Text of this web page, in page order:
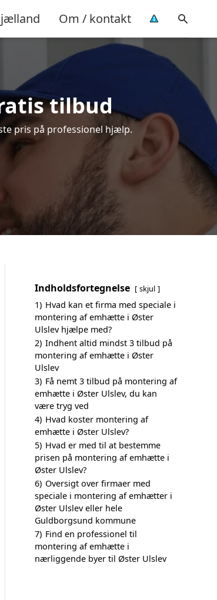
Om / kontakt
tilbud
pris på professionel hjælp.
Indholdsfortegnelse skjul
1) Hvad kan et firma med speciale i
montering af emhætte i Øster
Ulslev hjælpe med?
2) Indhent altid mindst 3 tilbud på
montering af emhætte i Øster
Ulslev
3) Få nemt 3 tilbud på montering af
emhætte i Øster Ulslev, du kan
være tryg ved
4) Hvad koster montering af
emhætte i Øster Ulslev?
5) Hvad er med til at bestemme
prisen på montering af emhætte i
Øster Ulslev?
6) Oversigt over firmaer med
speciale i montering af emhætter i
Øster Ulslev eller hele
Guldborgsund kommune
7) Find en professionel til
montering af emhætte i
nærliggende byer til Øster Ulslev